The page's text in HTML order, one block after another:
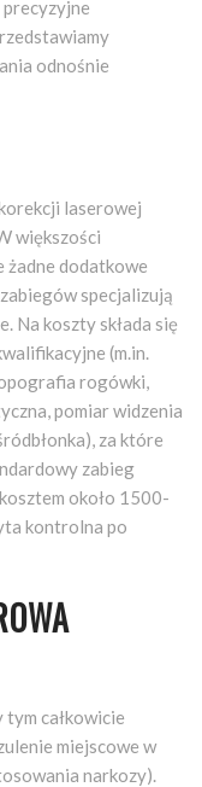
odnośnie
laserowej
większości
żadne dodatkowe
specjalizują
Na koszty składa się
(m.in.
rogówki,
pomiar widzenia
za które
zabieg
około 1500-
kontrolna po
całkowicie
miejscowe w
narkozy).